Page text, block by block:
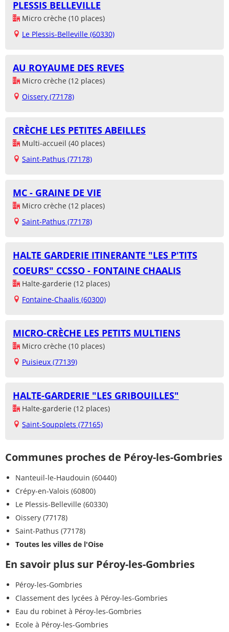
PLESSIS BELLEVILLE
Micro crèche (10 places)
Le Plessis-Belleville (60330)
AU ROYAUME DES REVES
Micro crèche (12 places)
Oissery (77178)
CRÈCHE LES PETITES ABEILLES
Multi-accueil (40 places)
Saint-Pathus (77178)
MC - GRAINE DE VIE
Micro crèche (12 places)
Saint-Pathus (77178)
HALTE GARDERIE ITINERANTE "LES P'TITS
COEURS" CCSSO - FONTAINE CHAALIS
Halte-garderie (12 places)
Fontaine-Chaalis (60300)
MICRO-CRÈCHE LES PETITS MULTIENS
Micro crèche (10 places)
Puisieux (77139)
HALTE-GARDERIE "LES GRIBOUILLES"
Halte-garderie (12 places)
Saint-Soupplets (77165)
Communes proches de Péroy-les-Gombries
Nanteuil-le-Haudouin (60440)
Crépy-en-Valois (60800)
Le Plessis-Belleville (60330)
Oissery (77178)
Saint-Pathus (77178)
Toutes les villes de l'Oise
En savoir plus sur Péroy-les-Gombries
Péroy-les-Gombries
Classement des lycées à Péroy-les-Gombries
Eau du robinet à Péroy-les-Gombries
Ecole à Péroy-les-Gombries